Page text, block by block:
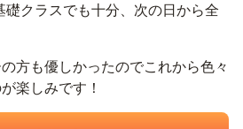
礎クラスでも十分、次の日から全
方も優しかったのでこれから色々
楽しみです！